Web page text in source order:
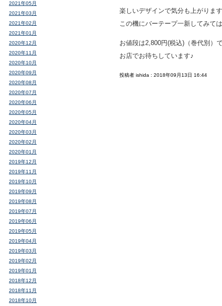
楽しいデザインで気分も上がりま
この機にバーテープ一新してみて
お値段は2,800円(税込)（巻代別）
お店でお待ちしています♪
投稿者 ishida : 2018年09月13日 16:44
2021年05月
2021年03月
2021年02月
2021年01月
2020年12月
2020年11月
2020年10月
2020年09月
2020年08月
2020年07月
2020年06月
2020年05月
2020年04月
2020年03月
2020年02月
2020年01月
2019年12月
2019年11月
2019年10月
2019年09月
2019年08月
2019年07月
2019年06月
2019年05月
2019年04月
2019年03月
2019年02月
2019年01月
2018年12月
2018年11月
2018年10月